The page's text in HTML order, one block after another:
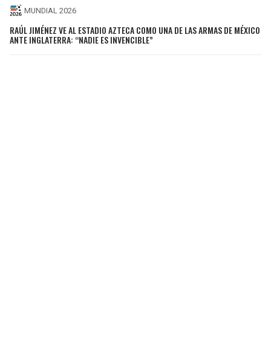
MUNDIAL 2026
RAÚL JIMÉNEZ VE AL ESTADIO AZTECA COMO UNA DE LAS ARMAS DE MÉXICO
ANTE INGLATERRA: “NADIE ES INVENCIBLE”